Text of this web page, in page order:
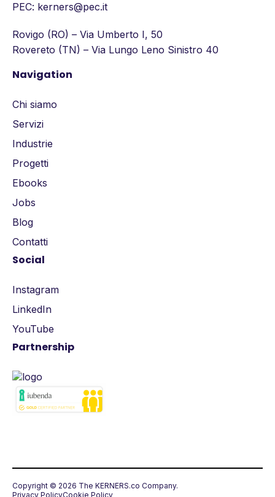
PEC: kerners@pec.it
Rovigo (RO) – Via Umberto I, 50
Rovereto (TN) – Via Lungo Leno Sinistro 40
Navigation
Chi siamo
Servizi
Industrie
Progetti
Ebooks
Jobs
Blog
Contatti
Social
Instagram
LinkedIn
YouTube
Partnership
Copyright © 2026 The KERNERS.co Company.
Privacy PolicyCookie Policy